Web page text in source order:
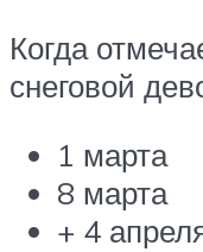
Когда
снеговой
1 марта
8 марта
+ 4